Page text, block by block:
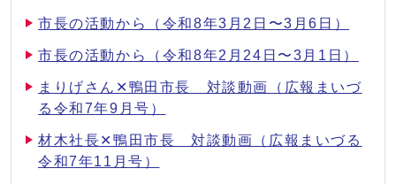
市長の活動から（令和8年3月2日〜3月6日）
市長の活動から（令和8年2月24日〜3月1日）
まりげさん✕鴨田市長 対談動画（広報まいづ
る令和7年9月号）
材木社長✕鴨田市長 対談動画（広報まいづる
令和7年11月号）